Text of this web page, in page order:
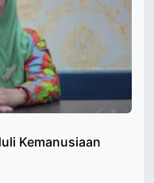
Kemanusiaan